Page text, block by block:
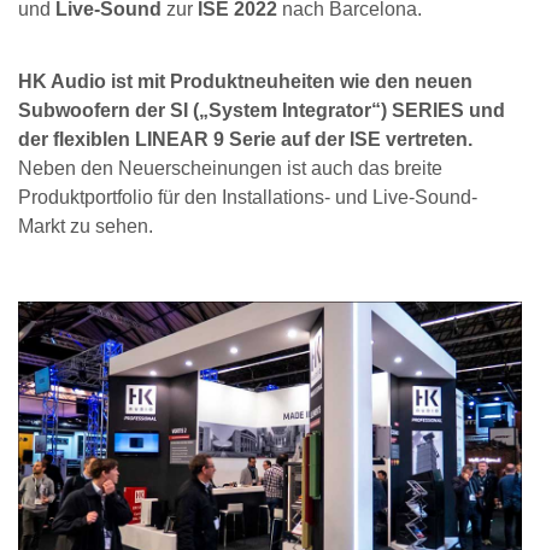
und Live-Sound zur ISE 2022 nach Barcelona.
HK Audio ist mit Produktneuheiten wie den neuen
Subwoofern der SI („System Integrator“) SERIES und
der flexiblen LINEAR 9 Serie auf der ISE vertreten.
Neben den Neuerscheinungen ist auch das breite
Produktportfolio für den Installations- und Live-Sound-
Markt zu sehen.